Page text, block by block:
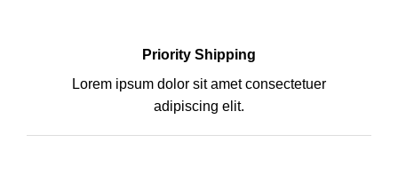
Priority Shipping
Lorem ipsum dolor sit amet consectetuer
adipiscing elit.